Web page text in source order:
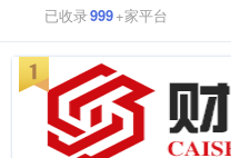
已收录999+家平台